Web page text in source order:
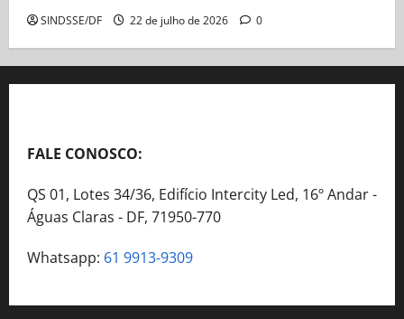
SINDSSE/DF 22 de julho de 2026 0
FALE CONOSCO:
QS 01, Lotes 34/36, Edifício Intercity Led, 16º Andar -
Águas Claras - DF, 71950-770
Whatsapp: 61 9913-9309